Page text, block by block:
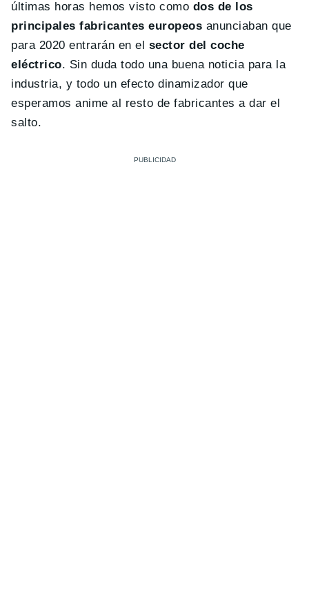
últimas horas hemos visto como dos de los
principales fabricantes europeos anunciaban que
para 2020 entrarán en el sector del coche
eléctrico. Sin duda todo una buena noticia para la
industria, y todo un efecto dinamizador que
esperamos anime al resto de fabricantes a dar el
salto.